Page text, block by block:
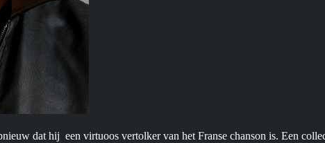
dat hij een virtuoos vertolker van het Franse chanson is. Een